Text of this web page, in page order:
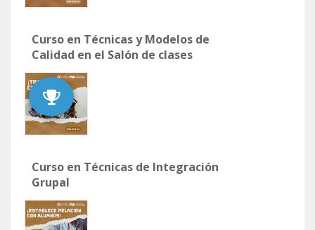
Curso en Técnicas y Modelos de
Calidad en el Salón de clases
Curso en Técnicas de Integración
Grupal